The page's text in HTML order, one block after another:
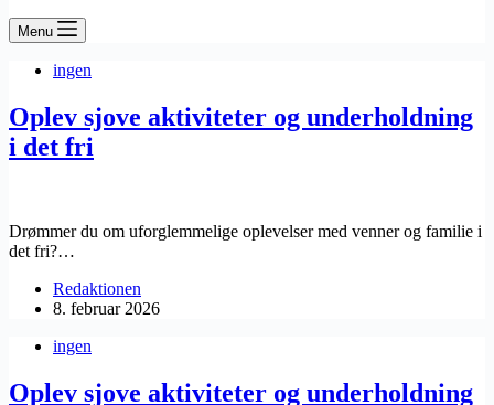
Menu
ingen
Oplev sjove aktiviteter og underholdning
i det fri
Drømmer du om uforglemmelige oplevelser med venner og familie i
det fri?…
Redaktionen
8. februar 2026
ingen
Oplev sjove aktiviteter og underholdning